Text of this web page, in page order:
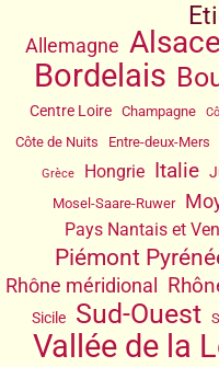
Allemagne Alsace
Bordelais
Centre Loire Champagne
Côte de Nuits Entre-deux-Mers
Grèce Hongrie Italie
Mosel-Saare-Ruwer
Pays Nantais et
Piémont
Rhône méridional
Sicile Sud-Ouest
Vallée de la